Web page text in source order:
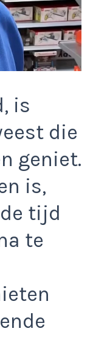
is
die
geniet.
is,
tijd
te